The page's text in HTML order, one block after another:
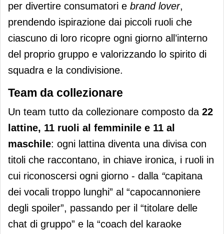
per divertire consumatori e brand lover,
prendendo ispirazione dai piccoli ruoli che
ciascuno di loro ricopre ogni giorno all’interno
del proprio gruppo e valorizzando lo spirito di
squadra e la condivisione.
Team da collezionare
Un team tutto da collezionare composto da 22
lattine, 11 ruoli al femminile e 11 al
maschile: ogni lattina diventa una divisa con
titoli che raccontano, in chiave ironica, i ruoli in
cui riconoscersi ogni giorno - dalla “capitana
dei vocali troppo lunghi” al “capocannoniere
degli spoiler”, passando per il “titolare delle
chat di gruppo” e la “coach del karaoke